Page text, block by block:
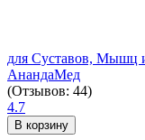
для Суставов, Мышц
АнандаМед
(Отзывов: 44)
4.7
В корзину